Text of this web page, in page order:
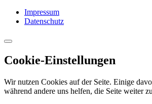
Impressum
Datenschutz
Cookie-Einstellungen
Wir nutzen Cookies auf der Seite. Einige
während andere uns helfen, die Seite weiter